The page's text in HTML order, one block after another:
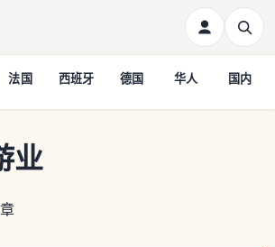
法国 西班牙 德国 华人 国内
业